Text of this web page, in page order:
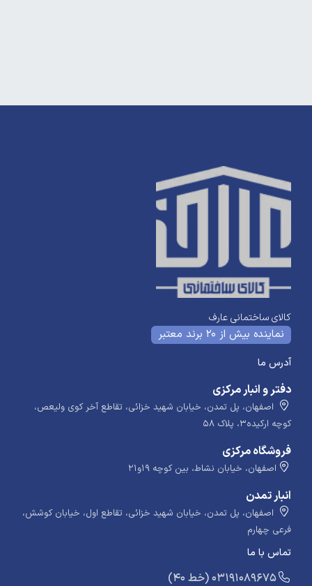
کالای ساختمانی عارف
نماینده بیش از 20 برند معتبر
آدرس ما
دفتر و انبار مرکزی
اصفهان، پل تمدن، خیابان شهید خزائی، تقاطع آخر کوی ولیعص،
کوچه ارکیده۳، پلاک ۵۸
فروشگاه مرکزی
اصفهان، خیابان نشاط، بین کوچه ۱۹و۲۱
انبار تمدن
اصفهان، پل تمدن، خیابان شهید خزائی، تقاطع اول، خیابان کوشش،
فرعی چهارم
تماس با ما
​​​ (40 خط) 03191089675